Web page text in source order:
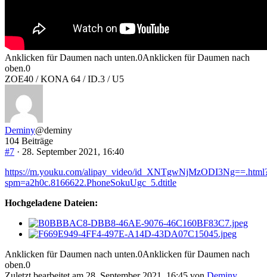
Anklicken für Daumen nach unten.0Anklicken für Daumen nach
oben.0
ZOE40 / KONA 64 / ID.3 / U5
Deminy@deminy
104 Beiträge
#7 · 28. September 2021, 16:40
https://m.youku.com/alipay_video/
spm=a2h0c.8166622.PhoneSokuUgc_5.dtitle
Hochgeladene Dateien:
Anklicken für Daumen nach unten.0Anklicken für Daumen nach
oben.0